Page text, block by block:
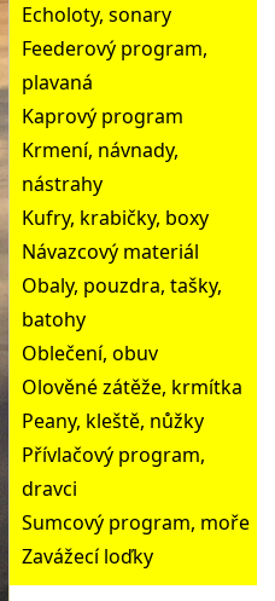
Echoloty, sonary
Feederový program,
plavaná
Kaprový program
Krmení, návnady,
nástrahy
Kufry, krabičky, boxy
Návazcový materiál
Obaly, pouzdra, tašky,
batohy
Oblečení, obuv
Olověné zátěže, krmítka
Peany, kleště, nůžky
Přívlačový program,
dravci
Sumcový program, moře
Zavážecí loďky